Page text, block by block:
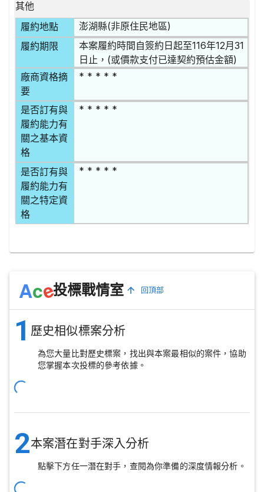
其他
履約地點
澎湖縣(非原住民地區)
履約期限
本案履約時間自簽約日起至116年12月31
日止，(或價款支付已達契約預估金額)
廠商資格摘
要
* * * * *
是否訂有與
履約能力有
關之基本資
格
* * * * *
是否訂有與
履約能力有
關之特定資
格
* * * * *
Ace投標戰情室 回頂部
1 歷史相似標案分析
為您大量比對歷史標案，找出與本案最相似的案件，協助
您掌握本次投標的參考依據。
2本案潛在對手深入分析
點擊下方任一潛在對手，查閱為你準備的深度情報分析。